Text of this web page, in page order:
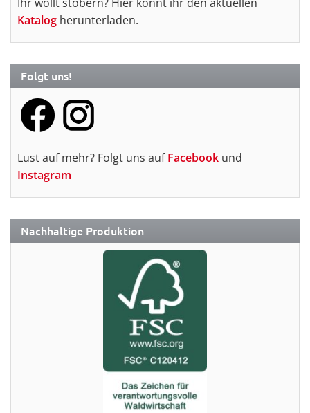
Katalog herunterladen.
Folgt uns!
Lust auf mehr? Folgt uns aufFacebook und
Instagram
Nachhaltige Produktion